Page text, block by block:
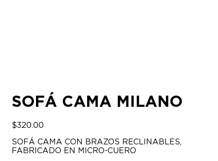
SOFÁ CAMA MILANO
$320.00
SOFÁ CAMA CON BRAZOS RECLINABLES,
FABRICADO EN MICRO-CUERO